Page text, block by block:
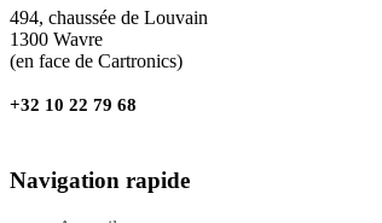
494, chaussée de Louvain
1300 Wavre
(en face de Cartronics)
+32 10 22 79 68
Navigation rapide